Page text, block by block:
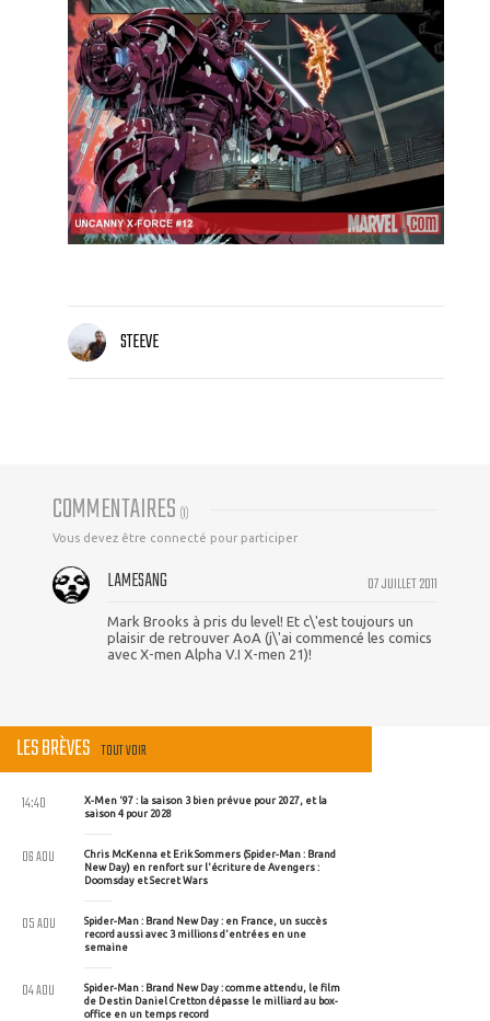
STEEVE
COMMENTAIRES (1)
Vous devez être connecté pour participer
07 JUILLET 2011
LAMESANG
Mark Brooks à pris du level! Et c\'est toujours un
plaisir de retrouver AoA (j\'ai commencé les comics
avec X-men Alpha V.I X-men 21)!
LES BRÈVES TOUT VOIR
X-Men '97 : la saison 3 bien prévue pour 2027, et la
saison 4 pour 2028
14:40
Chris McKenna et Erik Sommers (Spider-Man : Brand
New Day) en renfort sur l'écriture de Avengers :
Doomsday et Secret Wars
06 AOU
Spider-Man : Brand New Day : en France, un succès
record aussi avec 3 millions d'entrées en une
semaine
05 AOU
Spider-Man : Brand New Day : comme attendu, le film
de Destin Daniel Cretton dépasse le milliard au box-
office en un temps record
04 AOU